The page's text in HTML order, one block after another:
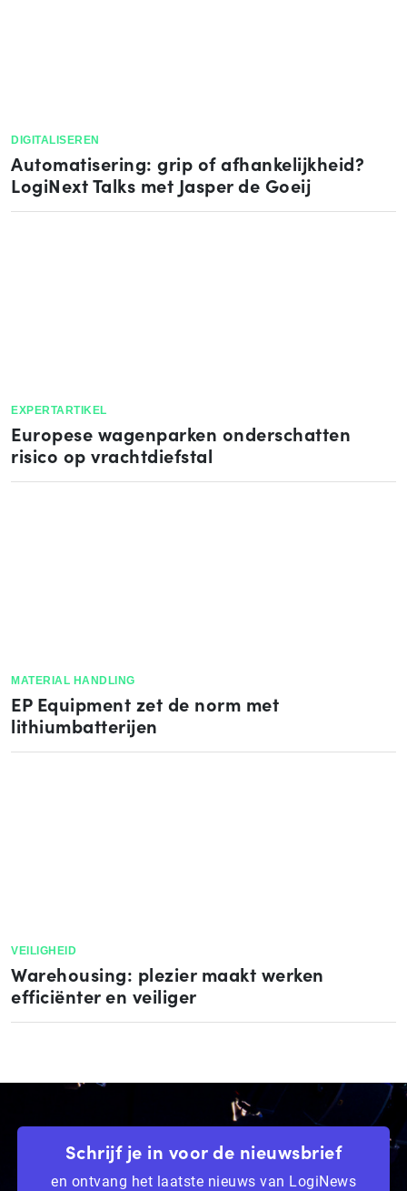
DIGITALISEREN
Automatisering: grip of afhankelijkheid?
LogiNext Talks met Jasper de Goeij
EXPERTARTIKEL
Europese wagenparken onderschatten
risico op vrachtdiefstal
MATERIAL HANDLING
EP Equipment zet de norm met
lithiumbatterijen
VEILIGHEID
Warehousing: plezier maakt werken
efficiënter en veiliger
Schrijf je in voor de nieuwsbrief
en ontvang het laatste nieuws van LogiNews